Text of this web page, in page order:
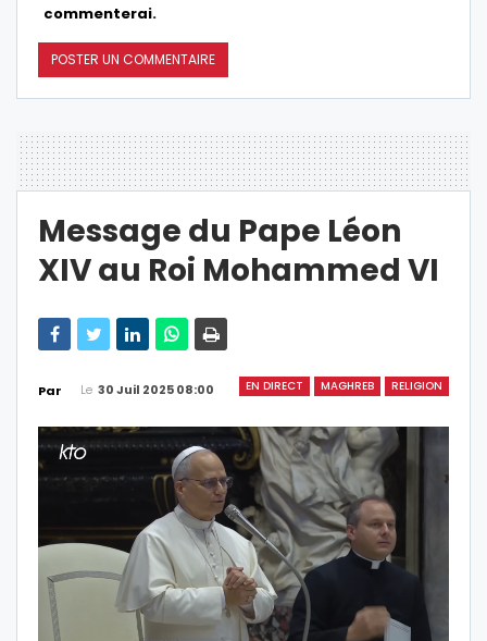
commenterai.
Message du Pape Léon
XIV au Roi Mohammed VI
EN DIRECT MAGHREB RELIGION
Par Le 30 Juil 2025 08:00